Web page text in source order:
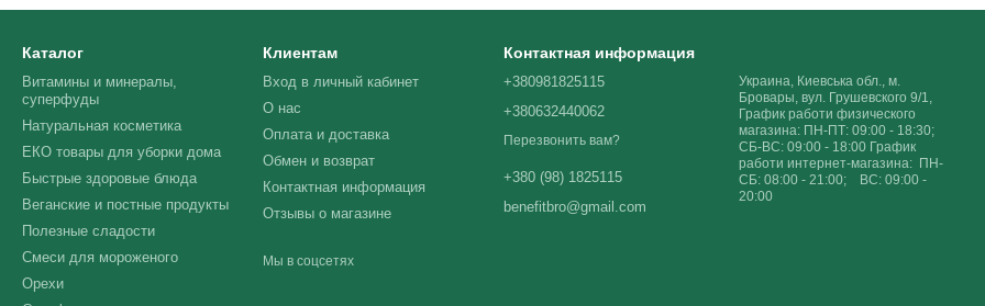
Каталог
Витамины и минералы,
суперфуды
Натуральная косметика
ЕКО товары для уборки дома
Быстрые здоровые блюда
Веганские и постные продукты
Полезные сладости
Смеси для мороженого
Орехи
Клиентам
Вход в личный кабинет
О нас
Оплата и доставка
Обмен и возврат
Контактная информация
Отзывы о магазине
Мы в соцсетях
Контактная информация
+380981825115
+380632440062
Перезвонить вам?
+380 (98) 1825115
benefitbro@gmail.com
Украина, Киевська обл., м.
Бровары, вул. Грушевского 9/1,
График работи физического
магазина: ПН-ПТ: 09:00 - 18:30;
СБ-ВС: 09:00 - 18:00 График
работи интернет-магазина: ПН-
СБ: 08:00 - 21:00; ВС: 09:00 -
20:00